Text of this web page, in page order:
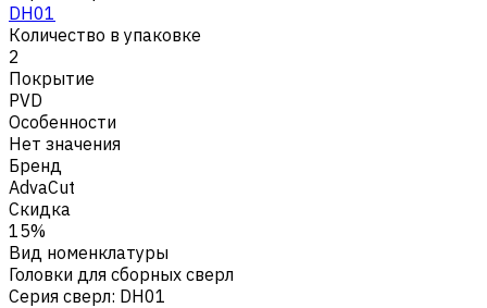
DH01
Количество в упаковке
2
Покрытие
PVD
Особенности
Нет значения
Бренд
AdvaCut
Скидка
15%
Вид номенклатуры
Головки для сборных сверл
Серия сверл: DH01